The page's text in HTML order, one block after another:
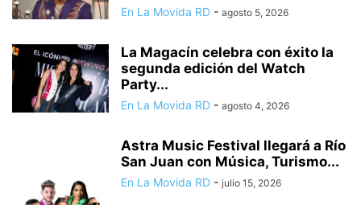
En La Movida RD - agosto 5, 2026
La Magacín celebra con éxito la
segunda edición del Watch
Party...
En La Movida RD - agosto 4, 2026
Astra Music Festival llegará a Río
San Juan con Música, Turismo...
En La Movida RD - julio 15, 2026